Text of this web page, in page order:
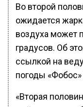
Во второй
ожидается
воздуха может
градусов. Об
ссылкой на
погоды
«Вторая